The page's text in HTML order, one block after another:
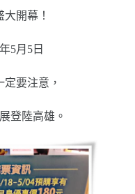
開幕！
5月5日
要注意，
登陸高雄。